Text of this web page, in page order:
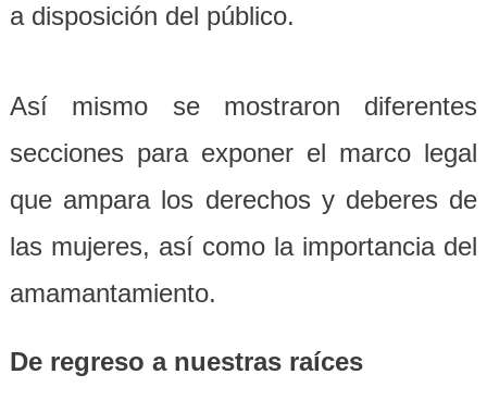
a disposición del público.
Así mismo se mostraron diferentes
secciones para exponer el marco legal
que ampara los derechos y deberes de
las mujeres, así como la importancia del
amamantamiento.
De regreso a nuestras raíces